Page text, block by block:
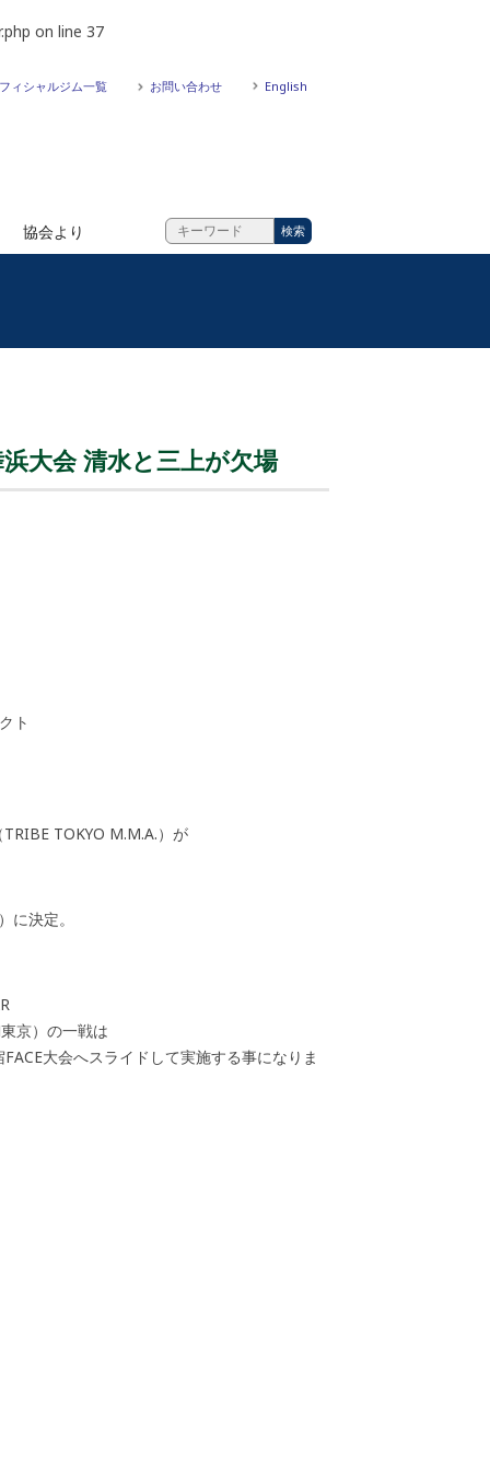
on line 37
ィシャルジム一覧 お問い合わせ English
協会より
大会 清水と三上が欠場
ト
TOKYO M.M.A.）が
に決定。
京）の一戦は
大会へスライドして実施する事になりま